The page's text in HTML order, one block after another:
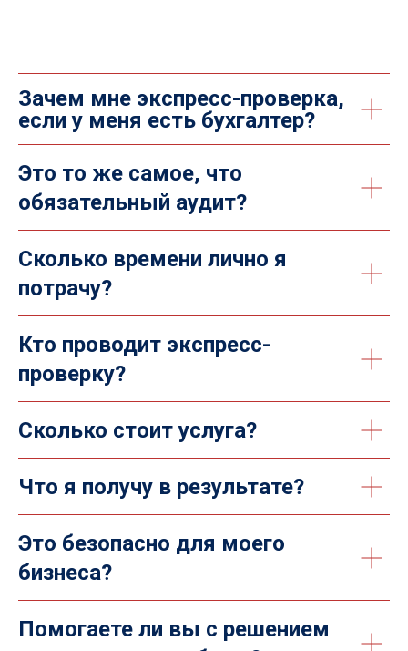
Зачем мне экспресс-проверка,
если у меня есть бухгалтер?
Это то же самое, что
обязательный аудит?
Сколько времени лично я
потрачу?
Кто проводит экспресс-
проверку?
Сколько стоит услуга?
Что я получу в результате?
Это безопасно для моего
бизнеса?
Помогаете ли вы с решением